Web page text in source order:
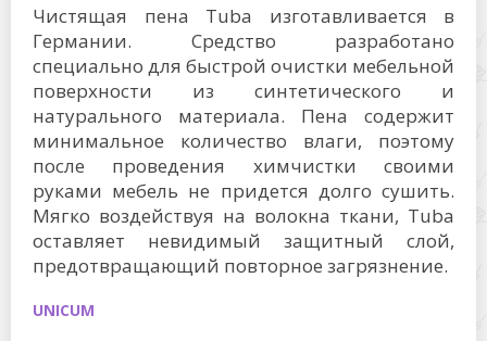
Чистящая пена Tuba изготавливается в
Германии. Средство разработано
специально для быстрой очистки мебельной
поверхности из синтетического и
натурального материала. Пена содержит
минимальное количество влаги, поэтому
после проведения химчистки своими
руками мебель не придется долго сушить.
Мягко воздействуя на волокна ткани, Tuba
оставляет невидимый защитный слой,
предотвращающий повторное загрязнение.
UNICUM